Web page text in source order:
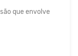
que envolve